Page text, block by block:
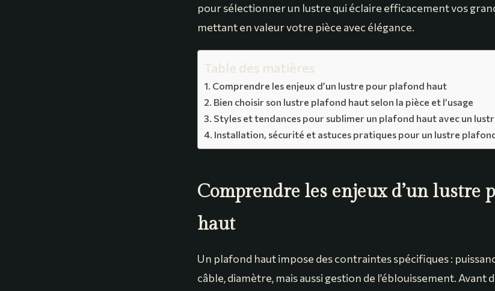
pour sélectionner un lustre qui éclaire efficacement vos
mettant en valeur votre pièce avec élégance.
Table des matières
Comprendre les enjeux d’un lustre pour plafond haut
Bien choisir son lustre plafond haut selon la pièce et l’usage
Styles et tendances pour sublimer un plafond haut avec un
Installation, sécurité et astuces pratiques pour un lustre
Comprendre les enjeux d’un lustre
haut
Un plafond haut impose des contraintes spécifiques :
câble, diamètre, mais aussi gestion de l’éblouissement. Avant